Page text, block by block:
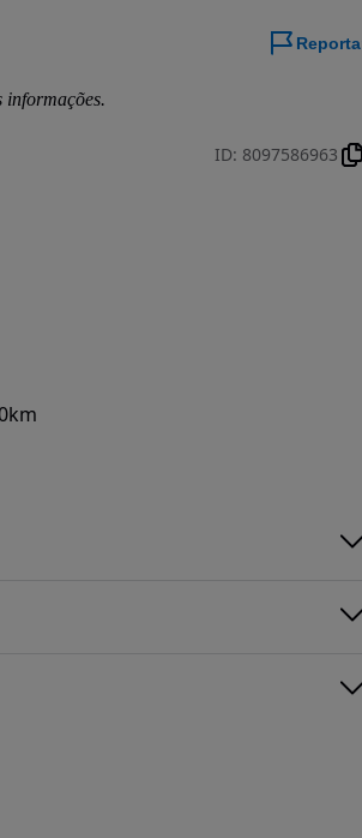
informações.
ID: 8097586963